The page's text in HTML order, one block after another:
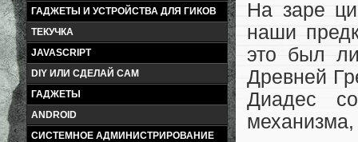
ГАДЖЕТЫ И УСТРОЙСТВА ДЛЯ ГИКОВ
ТЕКУЧКА
JAVASCRIPT
DIY ИЛИ СДЕЛАЙ САМ
ГАДЖЕТЫ
ANDROID
СИСТЕМНОЕ АДМИНИСТРИРОВАНИЕ
На заре
наши
это был
Древней
Диадес